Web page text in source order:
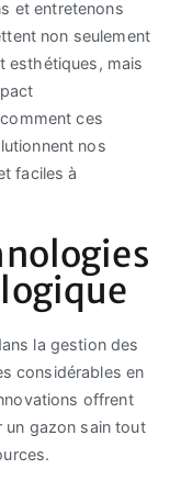
et entretenons
non seulement
esthétiques, mais
ces
nos
faciles à
la gestion des
considérables en
offrent
un gazon sain tout